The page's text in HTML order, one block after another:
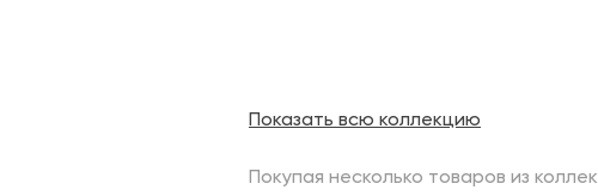
Показать всю коллекцию
Покупая несколько товаров из